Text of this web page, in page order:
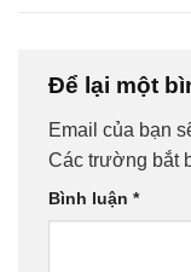
Để lại một
Email của bạn
Các trường bắt
Bình luận *